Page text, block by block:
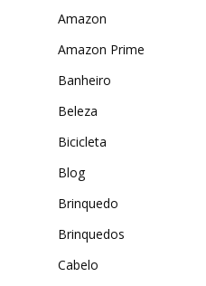
Amazon
Amazon Prime
Banheiro
Beleza
Bicicleta
Blog
Brinquedo
Brinquedos
Cabelo